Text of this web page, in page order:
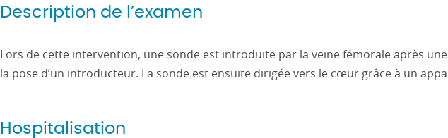
Description de l’examen
Lors de cette intervention, une sonde est introduite par la veine fémorale après
la pose d’un introducteur. La sonde est ensuite dirigée vers le cœur grâce à un
Hospitalisation